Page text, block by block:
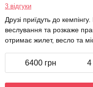
3 відгуки
Друзі приїдуть до
веслування та розкаже
отримає жилет, весло та
6400 грн 4